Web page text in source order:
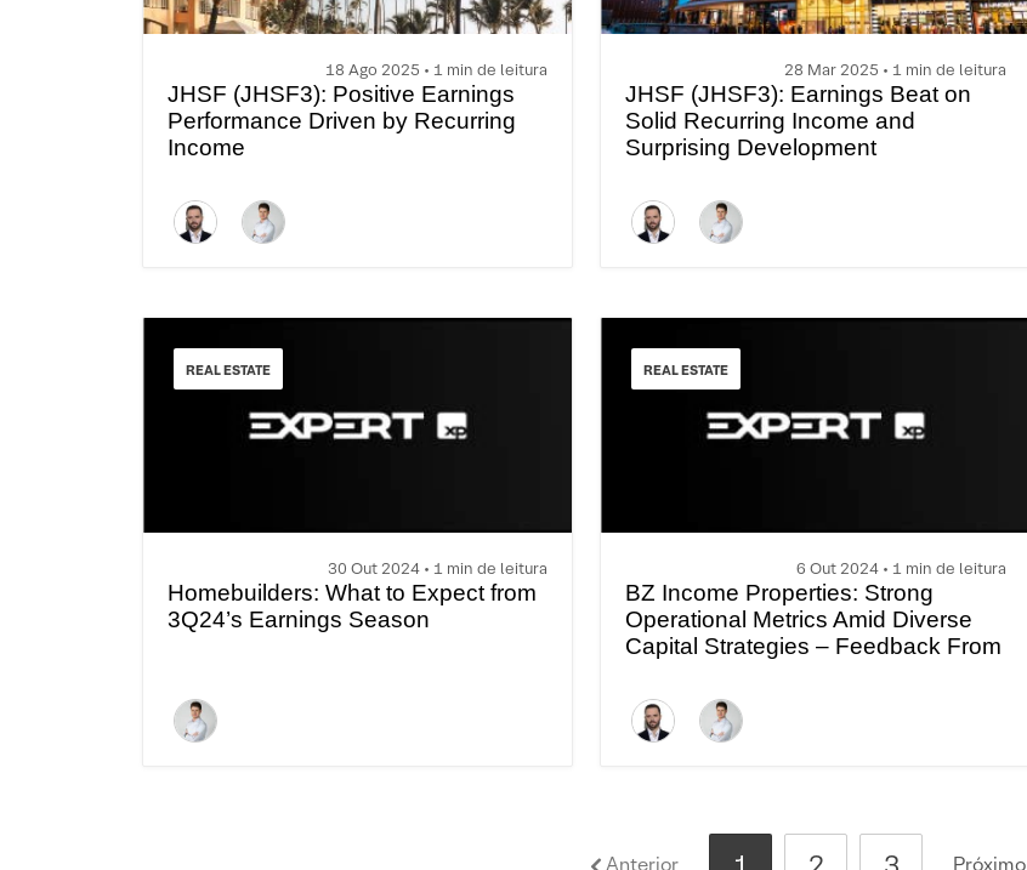
18 Ago 2025 • 1 min de leitura
JHSF (JHSF3): Positive Earnings
Performance Driven by Recurring
Income
28 Mar 2025 • 1 min de leitura
JHSF (JHSF3): Earnings Beat on
Solid Recurring Income and
Surprising Development
REAL ESTATE
30 Out 2024 • 1 min de leitura
Homebuilders: What to Expect from
3Q24’s Earnings Season
REAL ESTATE
6 Out 2024 • 1 min de leitura
BZ Income Properties: Strong
Operational Metrics Amid Diverse
Capital Strategies – Feedback From
Anterior Próximo